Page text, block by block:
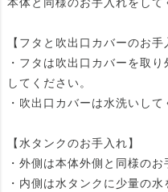
【フタと吹出口カバーのお手
・フタは吹出口カバーを取
してください。
・吹出口カバーは水洗いして
【水タンクのお手入れ】
・外側は本体外側と同様のお
・内側は水タンクに少量の